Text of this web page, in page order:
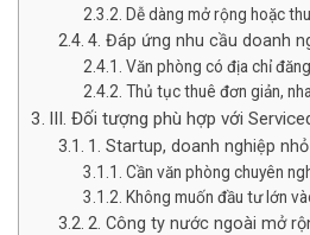
Dễ dàng mở rộng hoặc
4. Đáp ứng nhu cầu doanh
Văn phòng có địa chỉ
Thủ tục thuê đơn giản,
III. Đối tượng phù hợp với
1. Startup, doanh nghiệp
Cần văn phòng chuyên
Không muốn đầu tư lớn
2. Công ty nước ngoài mở